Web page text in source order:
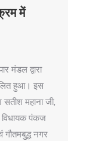
में
मंडल द्वारा
हुआ। इस
महाना जी,
विधायक पंकज
गौतमबुद्ध नगर